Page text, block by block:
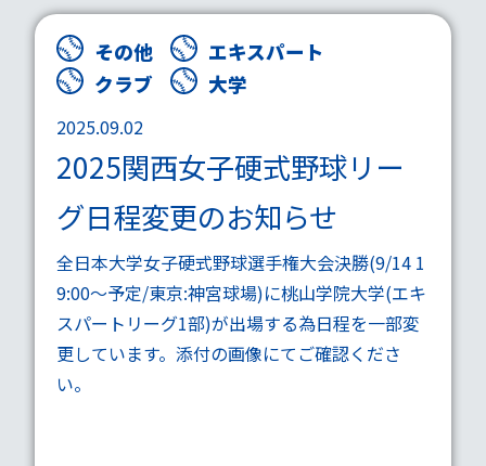
その他
エキスパート
クラブ
大学
2025.09.02
2025関西女子硬式野球リー
グ日程変更のお知らせ
全日本大学女子硬式野球選手権大会決勝(9/14 1
9:00～予定/東京:神宮球場)に桃山学院大学(エキ
スパートリーグ1部)が出場する為日程を一部変
更しています。添付の画像にてご確認くださ
い。